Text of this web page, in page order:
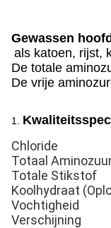
Gewassen
als katoen, rijst,
De totale
De vrije
1.
Chloride
Totaal
Totale Stikstof
Koolhydraat
Vochtigheid
Verschijning